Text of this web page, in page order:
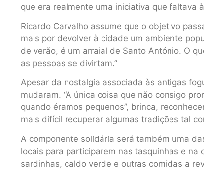
que era realmente uma iniciativa que faltava
Ricardo Carvalho assume que o objetivo
mais por devolver à cidade um ambiente
de verão, é um arraial de Santo António. O
as pessoas se divirtam.”
Apesar da nostalgia associada às antigas
mudaram. “A única coisa que não consigo
quando éramos pequenos”, brinca,
mais difícil recuperar algumas tradições tal
A componente solidária será também uma
locais para participarem nas tasquinhas e
sardinhas, caldo verde e outras comidas a